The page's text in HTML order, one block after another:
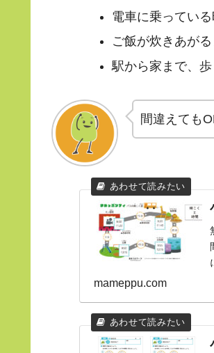
電車に乗っている
ご飯が炊きあが
駅から家まで、
間違えても
mameppu.com